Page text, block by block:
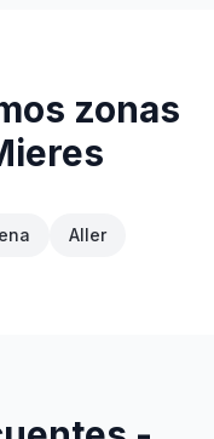
zonas
Aller